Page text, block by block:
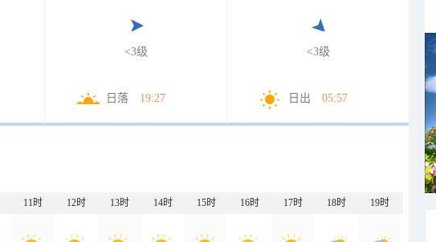
<3级
日落 19:27
<3级
日出 05:57
11时 12时 13时 14时 15时 16时 17时 18时 19时